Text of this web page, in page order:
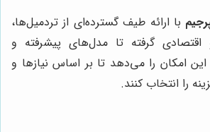
با ارائه طیف گسترده‌ای از تردمیل‌ها،
گرفته تا مدل‌های پیشرفته و
امکان را می‌دهد تا بر اساس نیازها و
را انتخاب کنند.